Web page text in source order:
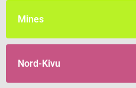
Mines
Nord-Kivu